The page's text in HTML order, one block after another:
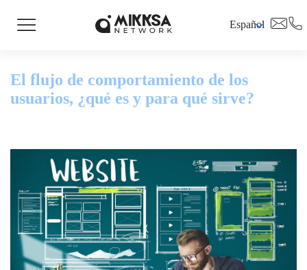
Español
El flujo de comportamiento de los
usuarios, ¿qué es y para qué sirve?